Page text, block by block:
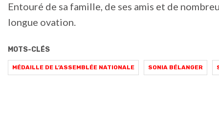
Entouré de sa famille, de ses amis et de
longue ovation.
MOTS-CLÉS
MÉDAILLE DE L’ASSEMBLÉE NATIONALE SONIA BÉLANGER